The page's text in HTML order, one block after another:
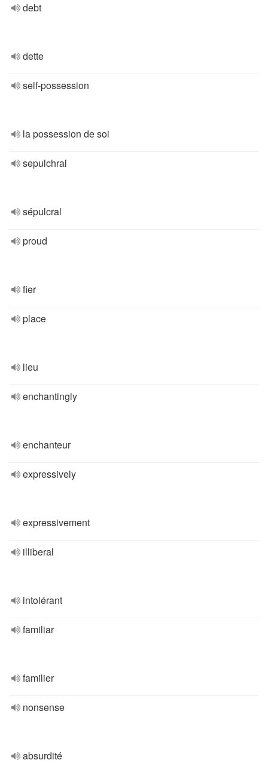
debt
dette
self-possession
la possession de soi
sepulchral
sépulcral
proud
fier
place
lieu
enchantingly
enchanteur
expressively
expressivement
illiberal
intolérant
familiar
familier
nonsense
absurdité